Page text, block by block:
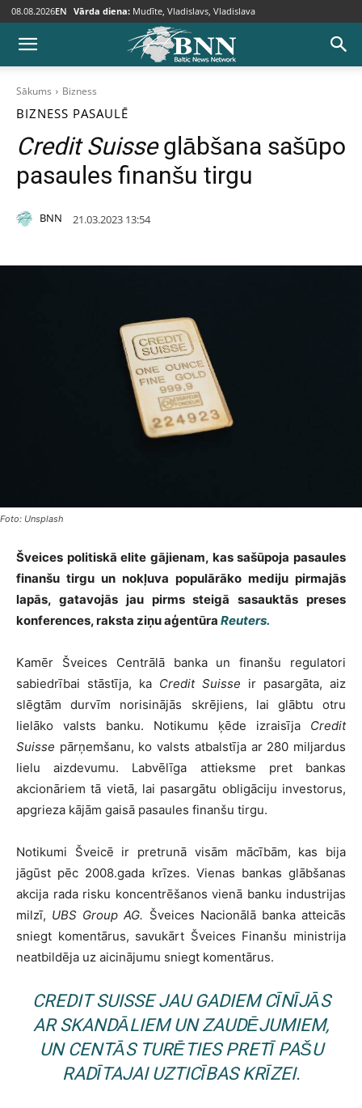
08.08.2026EN Vārda diena: Mudīte, Vladislavs, Vladislava
Sākums Bizness
BIZNESS PASAULĒ
Credit Suisseglābšana sašūpo
pasaules finanšu tirgu
BNN 21.03.2023 13:54
Foto: Unsplash
Šveices politiskā elite gājienam, kas sašūpoja pasaules
finanšu tirgu un nokļuva populārāko mediju pirmajās
lapās, gatavojās jau pirms steigā sasauktās preses
konferences, raksta ziņu aģentūra Reuters.
Kamēr Šveices Centrālā banka un finanšu regulatori
sabiedrībai stāstīja, ka Credit Suisse ir pasargāta, aiz
slēgtām durvīm norisinājās skrējiens, lai glābtu otru
lielāko valsts banku. Notikumu ķēde izraisīja Credit
Suisse pārņemšanu, ko valsts atbalstīja ar 280 miljardus
lielu aizdevumu. Labvēlīga attieksme pret bankas
akcionāriem tā vietā, lai pasargātu obligāciju investorus,
apgrieza kājām gaisā pasaules finanšu tirgu.
Notikumi Šveicē ir pretrunā visām mācībām, kas bija
jāgūst pēc 2008.gada krīzes. Vienas bankas glābšanas
akcija rada risku koncentrēšanos vienā banku industrijas
milzī, UBS Group AG. Šveices Nacionālā banka atteicās
sniegt komentārus, savukārt Šveices Finanšu ministrija
neatbildēja uz aicinājumu sniegt komentārus.
CREDIT SUISSEJAU GADIEM CĪNĪJĀS
AR SKANDĀLIEM UN ZAUDĒJUMIEM,
UN CENTĀS TURĒTIES PRETĪ PAŠU
RADĪTAJAI UZTICĪBAS KRĪZEI.